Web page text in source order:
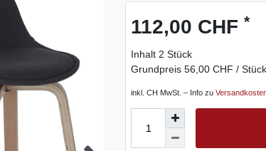
112,00 CHF *
Inhalt 2 Stück
Grundpreis 56,00 CHF / Stück
inkl. CH MwSt. – Info zu